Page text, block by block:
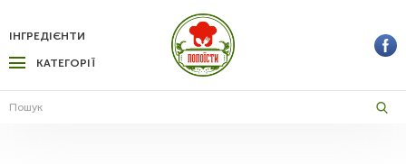
КАТЕГОРІЇ
ІНГРЕДІЄНТИ